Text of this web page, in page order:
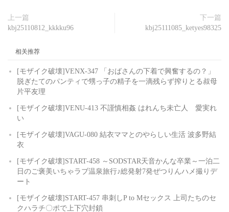
上一篇
kbj25110812_kkkku96
下一篇
kbj25111085_ketyes98325
相关推荐
[モザイク破壊]VENX-347 「おばさんの下着で興奮するの？」
脱ぎたてのパンティで甥っ子の精子を一滴残らず搾りとる叔母
片平友理
[モザイク破壊]VENU-413 不謹慎相姦 はれんち未亡人 愛実れ
い
[モザイク破壊]VAGU-080 結衣ママとのやらしい生活 波多野結
衣
[モザイク破壊]START-458 ～SODSTAR天音かんな卒業～一泊二
日のご褒美いちゃラブ温泉旅行♪総発射7発ぜつりんハメ撮りデ
ート
[モザイク破壊]START-457 串刺しP to Mセックス 上司たちのセ
クハラチ〇ポで上下穴封鎖